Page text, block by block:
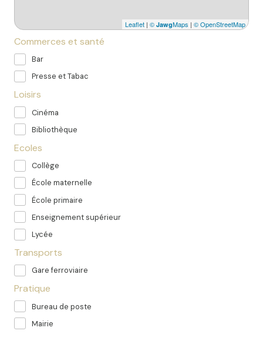
Leaflet | © JawgMaps | © OpenStreetMap
Commerces et santé
Bar
Presse et Tabac
Loisirs
Cinéma
Bibliothèque
Ecoles
Collège
École maternelle
École primaire
Enseignement supérieur
Lycée
Transports
Gare ferroviaire
Pratique
Bureau de poste
Mairie